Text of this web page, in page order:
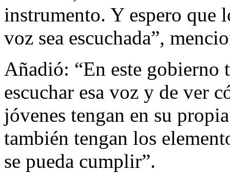
instrumento. Y espero que
voz sea escuchada”,
Añadió: “En este gobierno
escuchar esa voz y de ver
jóvenes tengan en su
también tengan los
se pueda cumplir”.